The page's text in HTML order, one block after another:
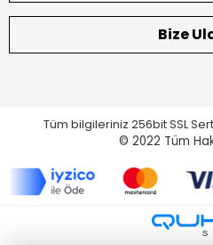
Bize
Tüm bilgileriniz 256bit SSL
© 2022 Tüm